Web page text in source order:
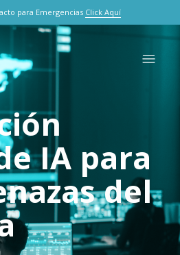
para Emergencias Click Aquí
IA para
del